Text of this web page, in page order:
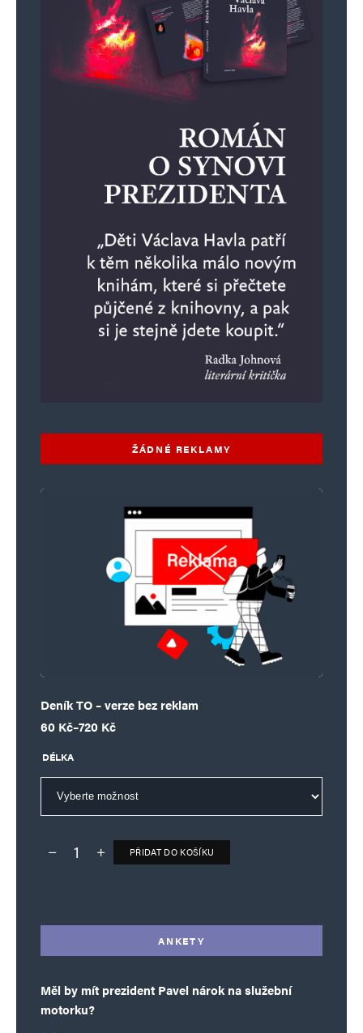
Webová stránka
Uložit do prohlížeče jméno, e-mail a webovou stránku pro budoucí
Informujte mě o nových komentářích e-mailem.
Alternative:ŽÁDNÉ REKLAMY
Deník TO – verze bez reklam
60 Kč–720 Kč
Rozpětí cen: 60 Kč až 720 Kč
DÉLKA
Deník TO – verze bez reklam množství
PŘIDAT DO KOŠÍKU
ANKETY
Měl by mít prezident Pavel nárok na služební
motorku?